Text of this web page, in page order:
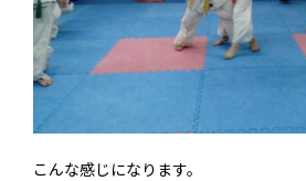
こんな感じになります。